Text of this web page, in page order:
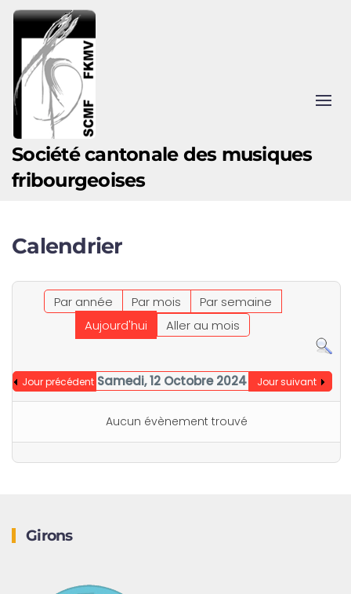
Accéder au contenu principal
Société cantonale des musiques
fribourgeoises
Calendrier
Par année Par mois
Par semaine
Aujourd'hui
Aller au mois
Jour précédent Samedi, 12 Octobre 2024 Jour suivant
Aucun évènement trouvé
Girons